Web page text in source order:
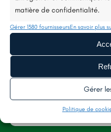
matière de confidentialité.
Gérer 1380 fournisseursEn savoir plus
Gérer
Politique de
Une visite
planifierons
Clôture du chantier
À la fin des travaux,